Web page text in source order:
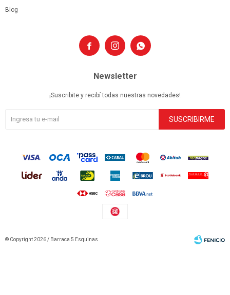
  
Blog
Newsletter
¡Suscribite y recibí todas nuestras novedades!
SUSCRIBIRME
© Copyright 2026 / Barraca 5 Esquinas